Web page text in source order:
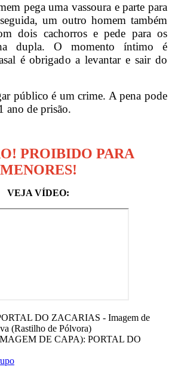
pega uma vassoura e parte para
um outro homem também
dois cachorros e pede para os
dupla. O momento íntimo é
é obrigado a levantar e sair do
público é um crime. A pena pode
ano de prisão.
PROIBIDO PARA
MENORES!
VEJA VÍDEO:
DO ZACARIAS - Imagem de
(Rastilho de Pólvora)
DE CAPA): PORTAL DO